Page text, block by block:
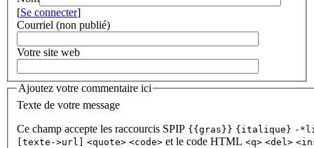
[Se connecter]
Courriel (non publié)
Votre site web
Ajoutez votre commentaire ici
Texte de votre message
Ce champ accepte les raccourcis SPIP {{gras}} {italique} -
[texte->url] <quote> <code> et le code HTML <q> <del>